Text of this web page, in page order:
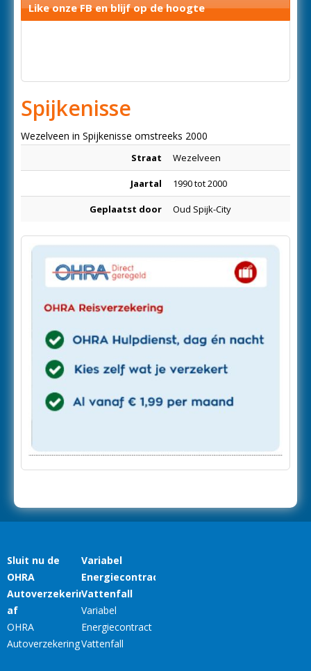
Like onze FB en blijf op de hoogte
Spijkenisse
Wezelveen in Spijkenisse omstreeks 2000
Straat Wezelveen
Jaartal 1990 tot 2000
Geplaatst door Oud Spijk-City